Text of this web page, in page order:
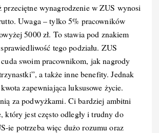
przeciętne wynagrodzenie w ZUS wynosi
Uwaga – tylko 5% pracowników
5000 zł. To stawia pod znakiem
tego podziału. ZUS
swoim pracownikom, jak nagrody
a także inne benefity. Jednak
zapewniająca luksusowe życie.
za podwyżkami. Ci bardziej ambitni
który jest często odległy i trudny do
ie potrzeba więc dużo rozumu oraz